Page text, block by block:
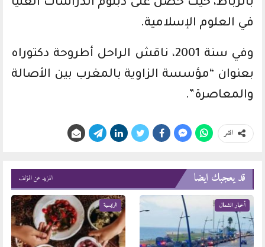
بالرباط، حيث حصل على دبلوم الدراسات العليا
في العلوم الإسلامية.
وفي سنة 2001، ناقش الراحل أطروحة دكتوراه
بعنوان “مؤسسة الزاوية بالمغرب بين الأصالة
والمعاصرة”.
انشر
قد يعجبك ايضا المزيد عن المؤلف
أخبار الشمال الرئيسية